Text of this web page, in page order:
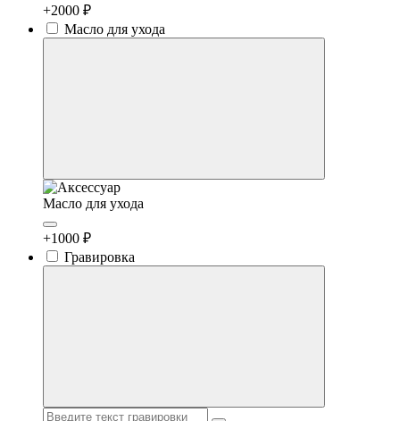
+2000 ₽
Масло для ухода
Масло для ухода
+1000 ₽
Гравировка